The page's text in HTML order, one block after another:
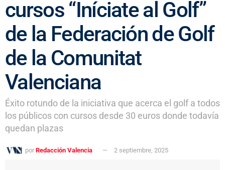
cursos “Iníciate al Golf”
de la Federación de Golf
de la Comunitat
Valenciana
Éxito rotundo de la iniciativa que acerca el golf a todos
los públicos con cursos desde 30 euros donde todavía
quedan plazas
por Redacción Valencia 2 septiembre, 2025